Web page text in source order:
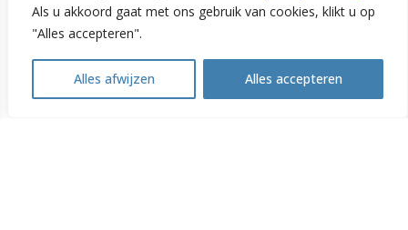
Als u akkoord gaat met ons gebruik van cookies, klikt u op
"Alles accepteren".
Alles afwijzen Alles accepteren
Open